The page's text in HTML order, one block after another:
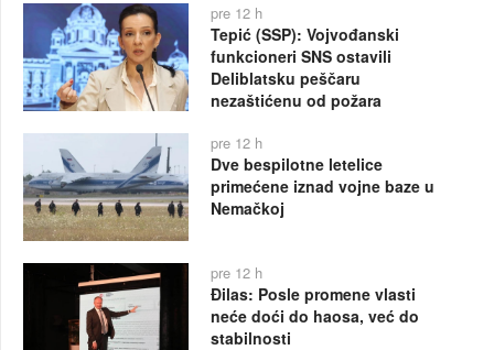
pre 12 h
Tepić (SSP): Vojvođanski
funkcioneri SNS ostavili
Deliblatsku peščaru
nezaštićenu od požara
pre 12 h
Dve bespilotne letelice
primećene iznad vojne baze u
Nemačkoj
pre 12 h
Đilas: Posle promene vlasti
neće doći do haosa, već do
stabilnosti